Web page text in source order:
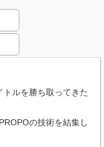
ルを勝ち取ってきた
の技術を結集し